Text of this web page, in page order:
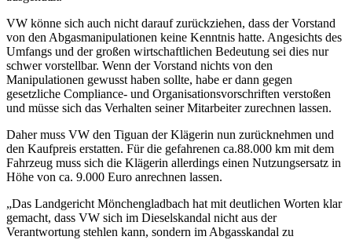
VW könne sich auch nicht darauf zurückziehen, dass der Vorstand
von den Abgasmanipulationen keine Kenntnis hatte. Angesichts des
Umfangs und der großen wirtschaftlichen Bedeutung sei dies nur
schwer vorstellbar. Wenn der Vorstand nichts von den
Manipulationen gewusst haben sollte, habe er dann gegen
gesetzliche Compliance- und Organisationsvorschriften verstoßen
und müsse sich das Verhalten seiner Mitarbeiter zurechnen lassen.
Daher muss VW den Tiguan der Klägerin nun zurücknehmen und
den Kaufpreis erstatten. Für die gefahrenen ca.88.000 km mit dem
Fahrzeug muss sich die Klägerin allerdings einen Nutzungsersatz in
Höhe von ca. 9.000 Euro anrechnen lassen.
„Das Landgericht Mönchengladbach hat mit deutlichen Worten klar
gemacht, dass VW sich im Dieselskandal nicht aus der
Verantwortung stehlen kann, sondern im Abgasskandal zu